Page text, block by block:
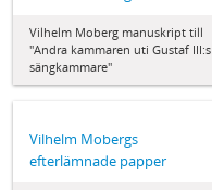
Vilhelm Moberg manuskript till
"Andra kammaren uti Gustaf III:s
sängkammare"
Vilhelm Mobergs
efterlämnade papper